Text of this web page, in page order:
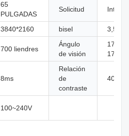
65
PULGADAS
Solicitud Interior
3840*2160 bisel 3,5
700 liendres
Ángulo
de visión
8ms
Relación
de
contraste
4000:1
100~240V